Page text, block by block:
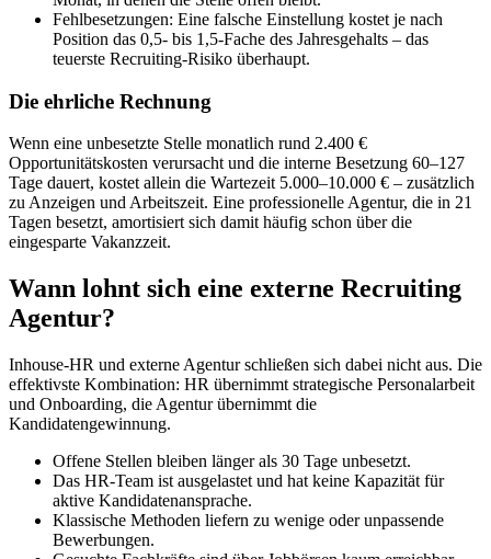
Fehlbesetzungen: Eine falsche Einstellung kostet je nach
Position das 0,5- bis 1,5-Fache des Jahresgehalts – das
teuerste Recruiting-Risiko überhaupt.
Die ehrliche Rechnung
Wenn eine unbesetzte Stelle monatlich rund 2.400 €
Opportunitätskosten verursacht und die interne Besetzung 60–127
Tage dauert, kostet allein die Wartezeit 5.000–10.000 € – zusätzlich
zu Anzeigen und Arbeitszeit. Eine professionelle Agentur, die in 21
Tagen besetzt, amortisiert sich damit häufig schon über die
eingesparte Vakanzzeit.
Wann lohnt sich eine externe Recruiting
Agentur?
Inhouse-HR und externe Agentur schließen sich dabei nicht aus. Die
effektivste Kombination: HR übernimmt strategische Personalarbeit
und Onboarding, die Agentur übernimmt die
Kandidatengewinnung.
Offene Stellen bleiben länger als 30 Tage unbesetzt.
Das HR-Team ist ausgelastet und hat keine Kapazität für
aktive Kandidatenansprache.
Klassische Methoden liefern zu wenige oder unpassende
Bewerbungen.